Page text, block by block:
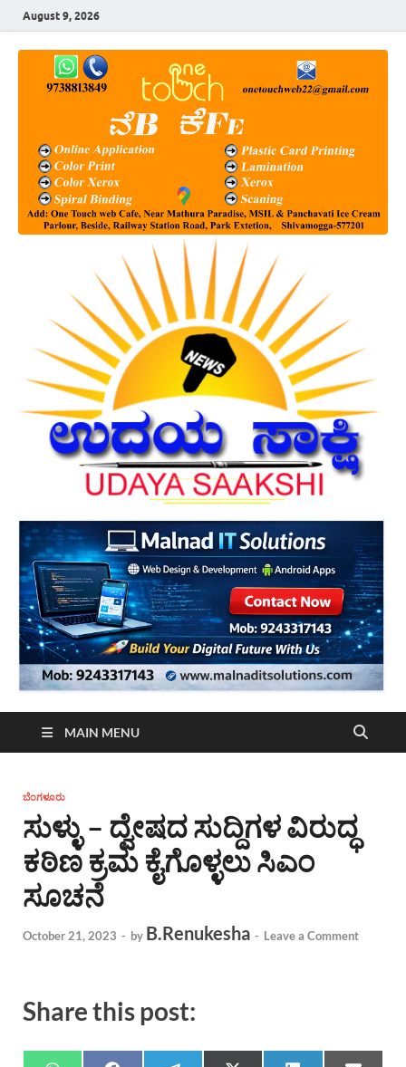
August 9, 2026
MAIN MENU
ಬೆಂಗಳೂರು
ಸುಳ್ಳು – ದ್ವೇಷದ ಸುದ್ದಿಗಳ ವಿರುದ್ಧ
ಕಠಿಣ ಕ್ರಮ ಕೈಗೊಳ್ಳಲು ಸಿಎಂ
ಸೂಚನೆ
October 21, 2023 - by B.Renukesha - Leave a Comment
Share this post: